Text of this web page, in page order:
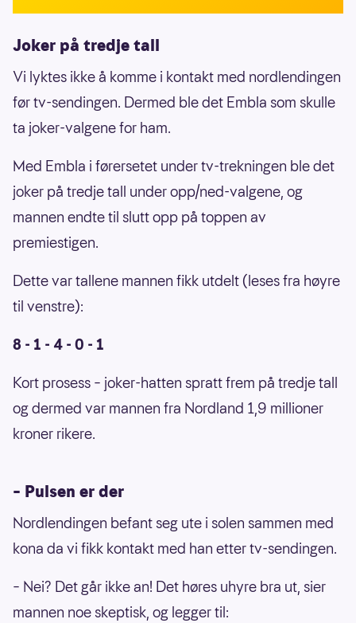
Joker på tredje tall
Vi lyktes ikke å komme i kontakt med nordlendingen
før tv-sendingen. Dermed ble det Embla som skulle
ta joker-valgene for ham.
Med Embla i førersetet under tv-trekningen ble det
joker på tredje tall under opp/ned-valgene, og
mannen endte til slutt opp på toppen av
premiestigen.
Dette var tallene mannen fikk utdelt (leses fra høyre
til venstre):
8 - 1 - 4 - 0 - 1
Kort prosess – joker-hatten spratt frem på tredje tall
og dermed var mannen fra Nordland 1,9 millioner
kroner rikere.
– Pulsen er der
Nordlendingen befant seg ute i solen sammen med
kona da vi fikk kontakt med han etter tv-sendingen.
– Nei? Det går ikke an! Det høres uhyre bra ut, sier
mannen noe skeptisk, og legger til: